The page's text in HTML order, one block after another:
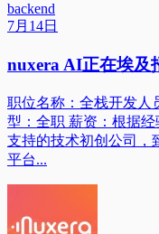
backend
7月14日
nuxera AI正在埃及
职位名称：全栈开发人
型：全职 薪资：根据
支持的技术初创公司，
平台...